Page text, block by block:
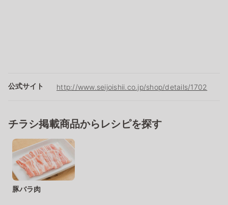
公式サイト http://www.seijoishii.co.jp/shop/details/1702
チラシ掲載商品からレシピを探す
豚バラ肉